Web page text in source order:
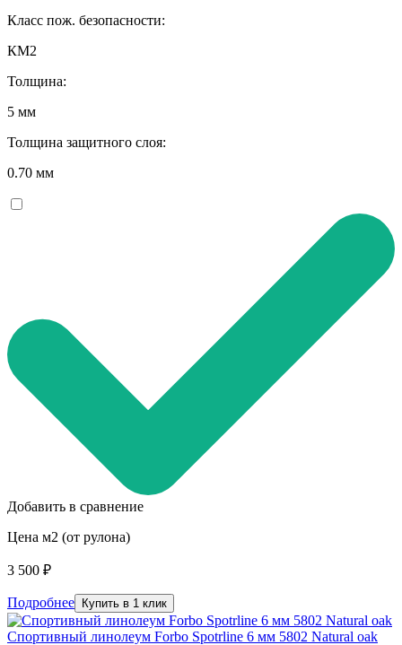
Класс пож. безопасности:
КМ2
Толщина:
5 мм
Толщина защитного слоя:
0.70 мм
Добавить в сравнение
Цена м2 (от рулона)
3 500 ₽
Подробнее Купить в 1 клик
Спортивный линолеум Forbo Spotrline 6 мм 5802 Natural oak